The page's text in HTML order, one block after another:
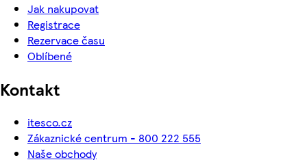
Jak nakupovat
Registrace
Rezervace času
Oblíbené
Kontakt
itesco.cz
Zákaznické centrum - 800 222 555
Naše obchody